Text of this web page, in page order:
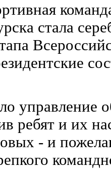
стала
управление
ребят и их
- и